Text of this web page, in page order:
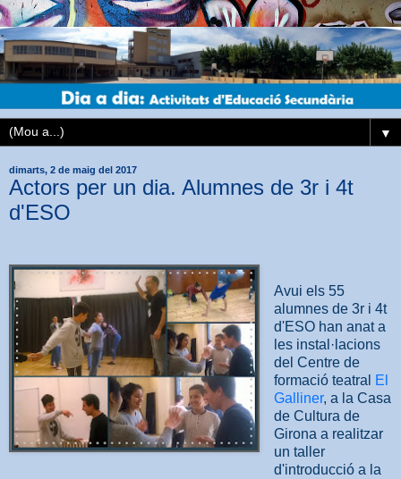
▼
dimarts, 2 de maig del 2017
Actors per un dia. Alumnes de 3r i 4t
d'ESO
Avui els 55
alumnes de 3r i 4t
d'ESO han anat a
les instal·lacions
del Centre de
formació teatral
El
Galliner, a la Casa
de Cultura de
Girona a realitzar
un taller
d'introducció a la